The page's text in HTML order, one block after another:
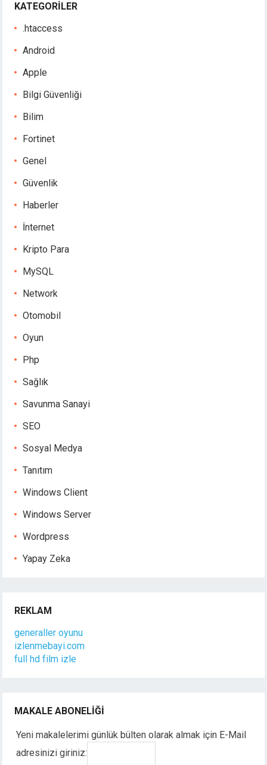
KATEGORILER
.htaccess
Android
Apple
Bilgi Güvenliği
Bilim
Fortinet
Genel
Güvenlik
Haberler
İnternet
Kripto Para
MySQL
Network
Otomobil
Oyun
Php
Sağlık
Savunma Sanayi
SEO
Sosyal Medya
Tanıtım
Windows Client
Windows Server
Wordpress
Yapay Zeka
REKLAM
generaller oyunu
izlenmebayi.com
full hd film izle
MAKALE ABONELIĞI
Yeni makalelerimi günlük bülten olarak almak için E-Mail
adresinizi giriniz: